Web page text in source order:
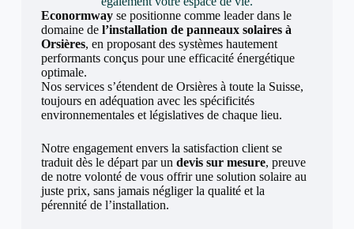
Econormwayse positionne comme leader dans le
domaine de l’installation de panneaux solaires à
Orsières, en proposant des systèmes hautement
performants conçus pour une efficacité énergétique
optimale.
Nos services s’étendent de Orsières à toute la Suisse,
toujours en adéquation avec les spécificités
environnementales et législatives de chaque lieu.
Notre engagement envers la satisfaction client se
traduit dès le départ par un devis sur mesure, preuve
de notre volonté de vous offrir une solution solaire au
juste prix, sans jamais négliger la qualité et la
pérennité de l’installation.